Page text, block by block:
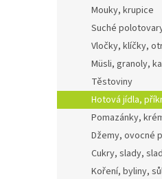
Mouky, krupice
Suché
Vločky, klíčky,
Müsli, granoly,
Těstoviny
Hotová jídla,
Pomazánky,
Džemy, ovocné
Cukry, slady,
Koření, byliny,